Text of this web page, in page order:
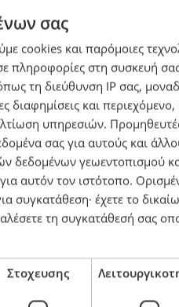
σας
cookies και παρόμοιες
πληροφορίες στη συσκευή
τη διεύθυνση IP σας,
διαφημίσεις και
υπηρεσιών.
σας για αυτούς και
δεδομένων γεωεντοπισμού
αυτόν τον ιστότοπο.
συγκατάθεση· έχετε το
τη συγκατάθεσή σας
Στοχευσης